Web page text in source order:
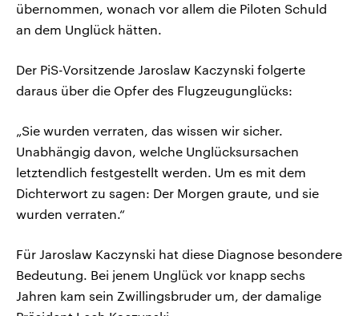
übernommen, wonach vor allem die Piloten Schuld
an dem Unglück hätten.
Der PiS-Vorsitzende Jaroslaw Kaczynski folgerte
daraus über die Opfer des Flugzeugunglücks:
„Sie wurden verraten, das wissen wir sicher.
Unabhängig davon, welche Unglücksursachen
letztendlich festgestellt werden. Um es mit dem
Dichterwort zu sagen: Der Morgen graute, und sie
wurden verraten.“
Für Jaroslaw Kaczynski hat diese Diagnose besondere
Bedeutung. Bei jenem Unglück vor knapp sechs
Jahren kam sein Zwillingsbruder um, der damalige